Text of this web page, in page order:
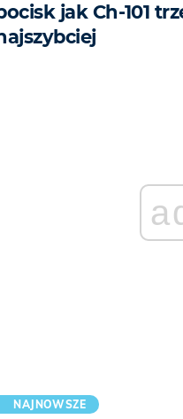
jak Ch-101
NAJNOWSZE